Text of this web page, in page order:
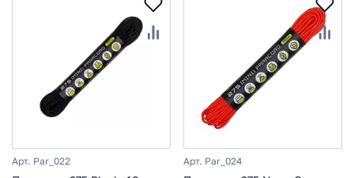
Арт. Par_022 Арт. Par_024